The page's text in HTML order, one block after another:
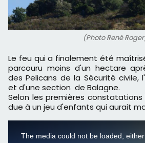
(Photo René
Le feu qui a finalement été maîtrisé un peu plus tard a
parcouru moins d'un hectare
des Pelicans de la Sécurité civile,
et d'une section de Balagne.
Selon les premières
due à un jeu d'enfants qui aurait